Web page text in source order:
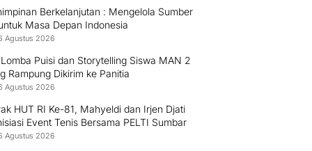
Berkelanjutan : Mengelola Sumber
Masa Depan Indonesia
Agustus 2026
Puisi dan Storytelling Siswa MAN 2
Rampung Dikirim ke Panitia
Agustus 2026
HUT RI Ke-81, Mahyeldi dan Irjen Djati
Event Tenis Bersama PELTI Sumbar
Agustus 2026